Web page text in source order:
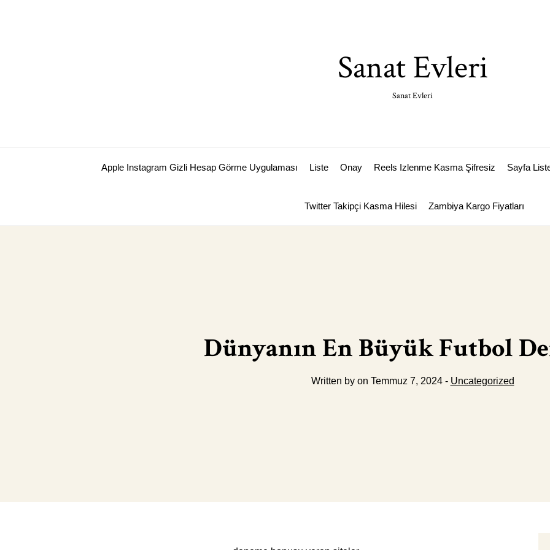
Sanat Evleri
Sanat Evleri
Apple Instagram Gizli Hesap Görme Uygulaması Liste Onay Reels Izlenme Kasma Şifresiz Sayfa
Twitter Takipçi Kasma Hilesi Zambiya Kargo Fiyatları
Dünyanın En Büyük Futbol
Written by on Temmuz 7, 2024 - Uncategorized